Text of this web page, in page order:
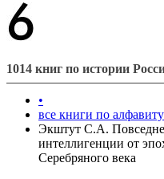
1014 книг по истории
•
все книги по алфавиту
Экштут С.А.
интеллигенции от
Серебряного века